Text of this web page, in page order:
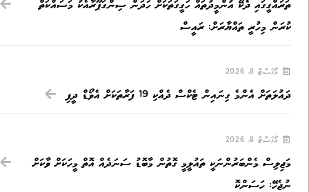
ތަރައްގީގައި ދެކޭ އުންމީދުތައް ހަގީގަތަކަށް ހަދަން ސިންގަޕޫރާއެކު މަސައްކަތް
ކުރަން މިހުރީ ތައްޔާރަށް: ރައީސް
އޯގަސްޓް 8, 2026
ދައުލަތަށް އެންމެ ގިނައިން ޓެކްސް ދެއްކި 19 ފަރާތަކަށް އެވޯޑް ދީފި
އޯގަސްޓް 8, 2026
މަޖިލިސް މެންބަރުންނަކީ ތައުލީމީ ގޮތުން މާބޮޑު ސަނަދެއް އޮތް މީހަކަށް ވާކަށް
ނުޖެހޭ: ހަސަންކޮ